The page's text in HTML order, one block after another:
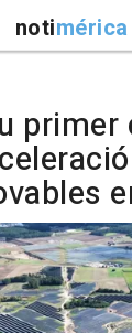
notimérica
primer